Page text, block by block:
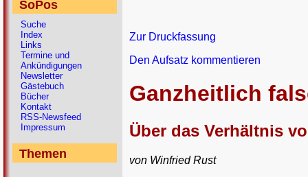
Zur Druckfassung
Den Aufsatz kommentieren
Ganzheitlich
Über das Verhältnis
von Winfried Rust
SoPos
Suche
Index
Links
Termine und
Ankündigungen
Newsletter
Gästebuch
Bücher
Kontakt
RSS-Newsfeed
Impressum
Themen